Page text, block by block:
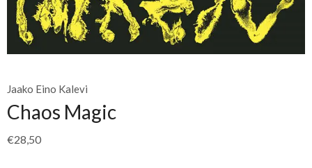
Jaako Eino Kalevi
Chaos Magic
€28,50